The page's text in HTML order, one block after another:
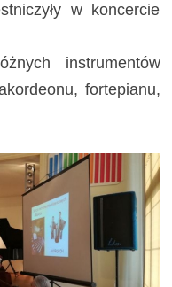
w koncercie
instrumentów
fortepianu,